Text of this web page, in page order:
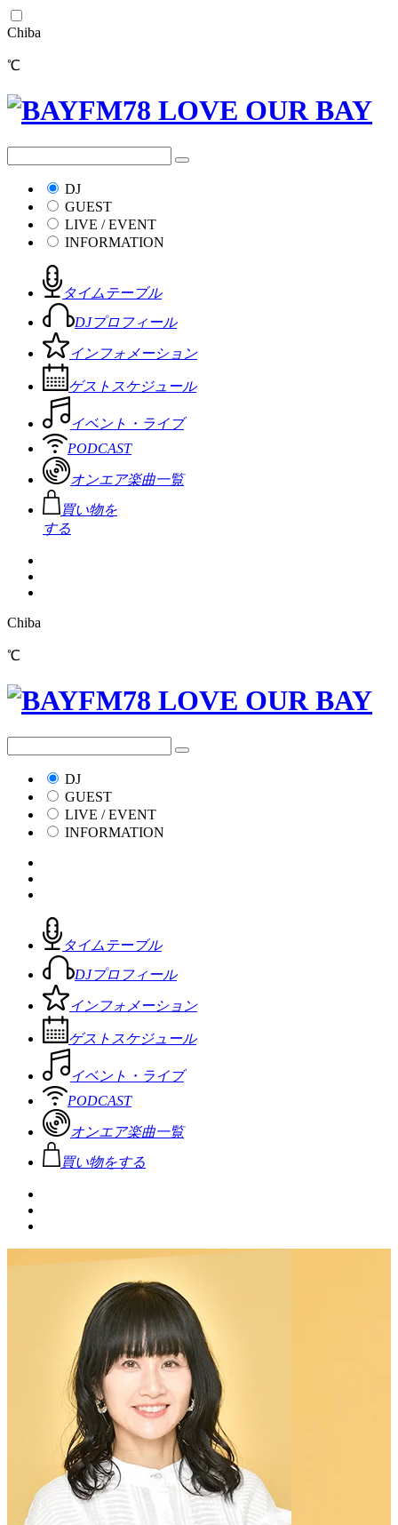
Chiba
℃
DJ
GUEST
LIVE / EVENT
INFORMATION
タイムテーブル
DJプロフィール
インフォメーション
ゲストスケジュール
イベント・ライブ
PODCAST
オンエア楽曲一覧
買い物を
する
Chiba
℃
DJ
GUEST
LIVE / EVENT
INFORMATION
タイムテーブル
DJプロフィール
インフォメーション
ゲストスケジュール
イベント・ライブ
PODCAST
オンエア楽曲一覧
買い物をする